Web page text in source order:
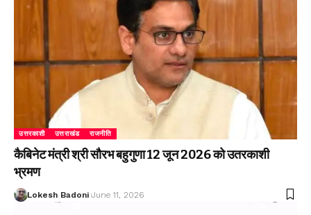
उत्तरकाशी उत्तराखंड राजनीति
कैबिनेट मंत्री श्री सौरभ बहुगुणा 12 जून 2026 को उतरकाशी
भ्रमण
Lokesh Badoni June 11, 2026